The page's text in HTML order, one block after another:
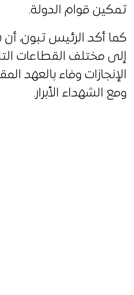
تمكين قوام الدولة.
كما أكد الرئيس تبون،
إلى مختلف القطاعات
الإنجازات وفاء بالعهد
ومع الشهداء الأبرار.